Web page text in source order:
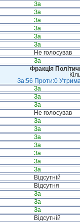
За
За
За
За
За
За
Не голосував
За
Фракція
За:56 Проти:0
За
За
За
Не голосував
За
За
За
За
За
За
За
Відсутній
Відсутня
За
За
За
Відсутній